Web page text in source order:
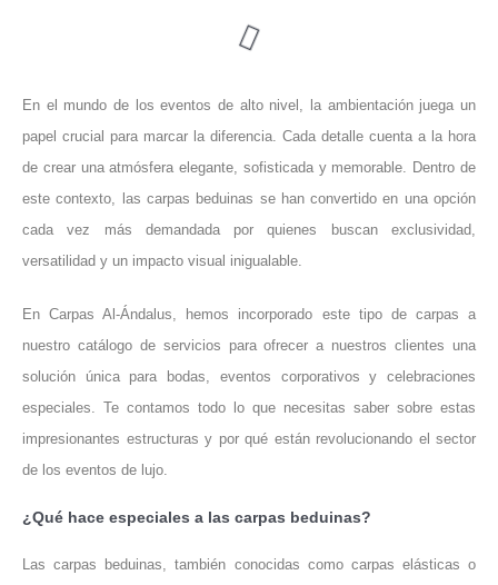
En el mundo de los eventos de alto nivel, la ambientación juega un
papel crucial para marcar la diferencia. Cada detalle cuenta a la hora
de crear una atmósfera elegante, sofisticada y memorable. Dentro de
este contexto, las carpas beduinas se han convertido en una opción
cada vez más demandada por quienes buscan exclusividad,
versatilidad y un impacto visual inigualable.
En Carpas Al-Ándalus, hemos incorporado este tipo de carpas a
nuestro catálogo de servicios para ofrecer a nuestros clientes una
solución única para bodas, eventos corporativos y celebraciones
especiales. Te contamos todo lo que necesitas saber sobre estas
impresionantes estructuras y por qué están revolucionando el sector
de los eventos de lujo.
¿Qué hace especiales a las carpas beduinas?
Las carpas beduinas, también conocidas como carpas elásticas o